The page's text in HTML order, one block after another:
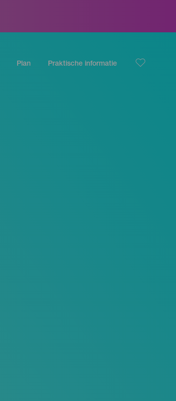
Plan Praktische informatie